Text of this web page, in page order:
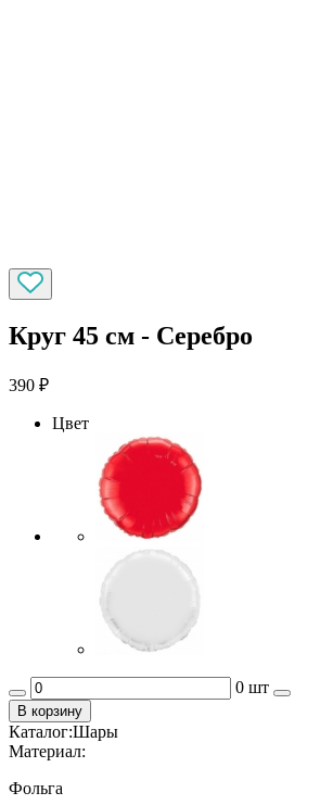
Круг 45 см - Серебро
390 ₽
Цвет
0 шт
В корзину
Каталог:Шары
Материал:
Фольга